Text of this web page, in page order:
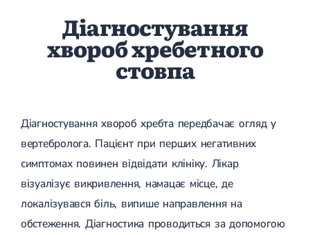
Діагностування
хвороб хребетного
стовпа
Діагностування хвороб хребта передбачає огляд у
вертебролога. Пацієнт при перших негативних
симптомах повинен відвідати клініку. Лікар
візуалізує викривлення, намацає місце, де
локалізувався біль, випише направлення на
обстеження. Діагностика проводиться за допомогою